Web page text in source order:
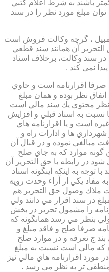
باشند به شرط اعلام كتبي
مبلغ مورد نظر را در سند
، گرچه وكالت فروش است
آن همانند سند قطعي
سند وكالت، برخلاف اسناد
نمی کند .
صرفا اقرارنامه است و حاوي
نظر بوده و همان مبلغ
ازنظر محتوي يك سند مالي است
نسبت به اسناد قبلي و افزايش
است و يا اقرارنامه هاي
ها و ادارات راه و
مبالغي نموده و در قبال آن
گونه موارد كه به جاي صلح
در رابطه با حق التحرير آن
توجه به اينكه اينگونه اسناد
مفاد يكي از آراء وحدت رويه
ملاك وصول حق التحرير هم
در سند اقرار مي دانند ولي
را مشمول تحرير در بخش
ولي بنظر مي رسد همانگونه كه
صرفا صلح و فاقد مبلغ و
ج تعرفه و در موارد صلح
كه مالي است نسبت به مبلغ
مورد اقرارنامه هاي مالي نيز
تر به نظر می رسد .